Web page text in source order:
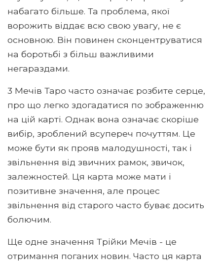
набагато більше. Та проблема, якої
ворожить віддає всю свою увагу, не є
основною. Він повинен сконцентруватися
на боротьбі з більш важливими
негараздами.
3 Мечів Таро часто означає розбите серце,
про що легко здогадатися по зображенню
на цій карті. Однак вона означає скоріше
вибір, зроблений всупереч почуттям. Це
може бути як прояв малодушності, так і
звільнення від звичних рамок, звичок,
залежностей. Ця карта може мати і
позитивне значення, але процес
звільнення від старого часто буває досить
болючим.
Ще одне значення Трійки Мечів - це
отримання поганих новин. Часто ця карта